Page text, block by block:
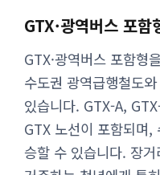
GTX·광역버스 포
GTX·광역버스 포함형
수도권 광역급행철도
있습니다. GTX-A,
GTX 노선이 포함되며,
승할 수 있습니다. 장